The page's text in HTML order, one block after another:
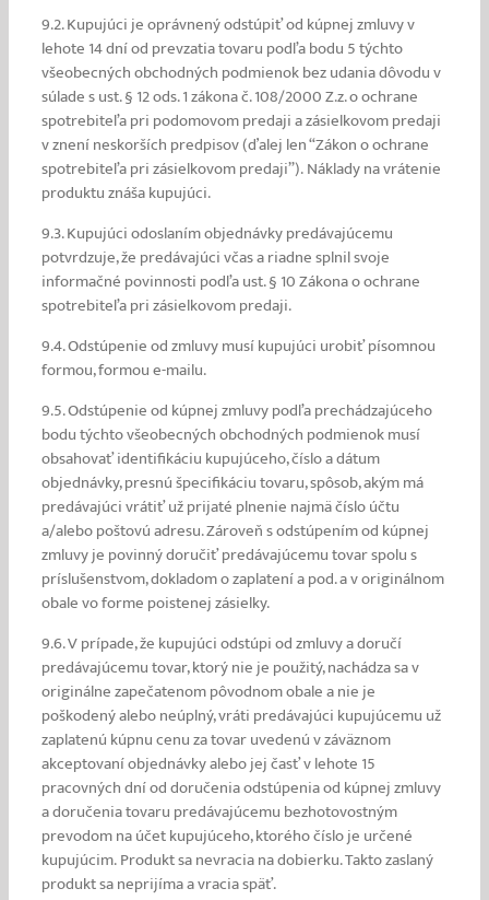
9.2. Kupujúci je oprávnený odstúpiť od kúpnej zmluvy v
lehote 14 dní od prevzatia tovaru podľa bodu 5 týchto
všeobecných obchodných podmienok bez udania dôvodu v
súlade s ust. § 12 ods. 1 zákona č. 108/2000 Z.z. o ochrane
spotrebiteľa pri podomovom predaji a zásielkovom predaji
v znení neskorších predpisov (ďalej len “Zákon o ochrane
spotrebiteľa pri zásielkovom predaji”).Náklady na vrátenie
produktu znáša kupujúci.
9.3. Kupujúci odoslaním objednávky predávajúcemu
potvrdzuje, že predávajúci včas a riadne splnil svoje
informačné povinnosti podľa ust. § 10 Zákona o ochrane
spotrebiteľa pri zásielkovom predaji.
9.4. Odstúpenie od zmluvy musí kupujúci urobiť písomnou
formou, formou e-mailu.
9.5. Odstúpenie od kúpnej zmluvy podľa prechádzajúceho
bodu týchto všeobecných obchodných podmienok musí
obsahovať identifikáciu kupujúceho, číslo a dátum
objednávky, presnú špecifikáciu tovaru, spôsob, akým má
predávajúci vrátiť už prijaté plnenie najmä číslo účtu
a/alebo poštovú adresu. Zároveň s odstúpením od kúpnej
zmluvy je povinný doručiť predávajúcemu tovar spolu s
príslušenstvom, dokladom o zaplatení a pod. a v originálnom
obale vo forme poistenej zásielky.
9.6. V prípade, že kupujúci odstúpi od zmluvy a doručí
predávajúcemu tovar, ktorý nie je použitý, nachádza sa v
originálne zapečatenom pôvodnom obale a nie je
poškodený alebo neúplný, vráti predávajúci kupujúcemu už
zaplatenú kúpnu cenu za tovar uvedenú v záväznom
akceptovaní objednávky alebo jej časť v lehote 15
pracovných dní od doručenia odstúpenia od kúpnej zmluvy
a doručenia tovaru predávajúcemu bezhotovostným
prevodom na účet kupujúceho, ktorého číslo je určené
kupujúcim.Produkt sa nevracia na dobierku. Takto zaslaný
produkt sa neprijíma a vracia späť.